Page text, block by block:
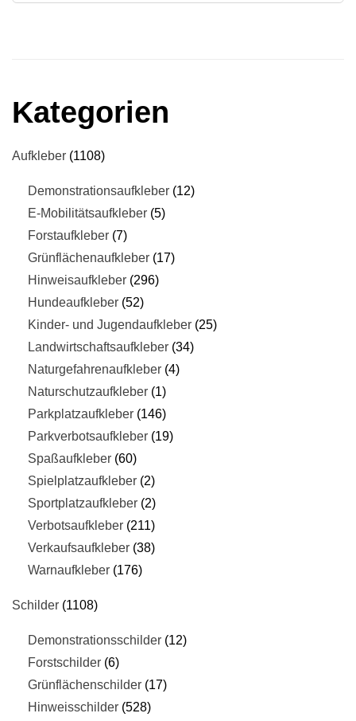
Kategorien
Aufkleber 1108
Demonstrationsaufkleber 12
E-Mobilitätsaufkleber 5
Forstaufkleber 7
Grünflächenaufkleber 17
Hinweisaufkleber 296
Hundeaufkleber 52
Kinder- und Jugendaufkleber 25
Landwirtschaftsaufkleber 34
Naturgefahrenaufkleber 4
Naturschutzaufkleber 1
Parkplatzaufkleber 146
Parkverbotsaufkleber 19
Spaßaufkleber 60
Spielplatzaufkleber 2
Sportplatzaufkleber 2
Verbotsaufkleber 211
Verkaufsaufkleber 38
Warnaufkleber 176
Schilder 1108
Demonstrationsschilder 12
Forstschilder 6
Grünflächenschilder 17
Hinweisschilder 528